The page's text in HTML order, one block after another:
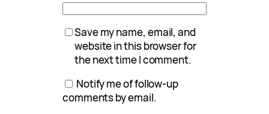
Save my name, email, and
website in this browser for
the next time I comment.
Notify me of follow-up
comments by email.